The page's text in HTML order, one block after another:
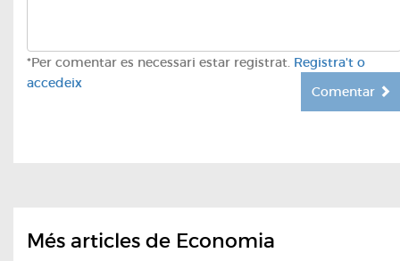
*Per comentar es necessari estar registrat. Registra't o
accedeix
Comentar
Més articles de Economia